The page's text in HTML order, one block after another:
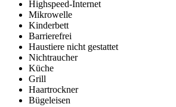
Highspeed-Internet
Mikrowelle
Kinderbett
Barrierefrei
Haustiere nicht gestattet
Nichtraucher
Küche
Grill
Haartrockner
Bügeleisen